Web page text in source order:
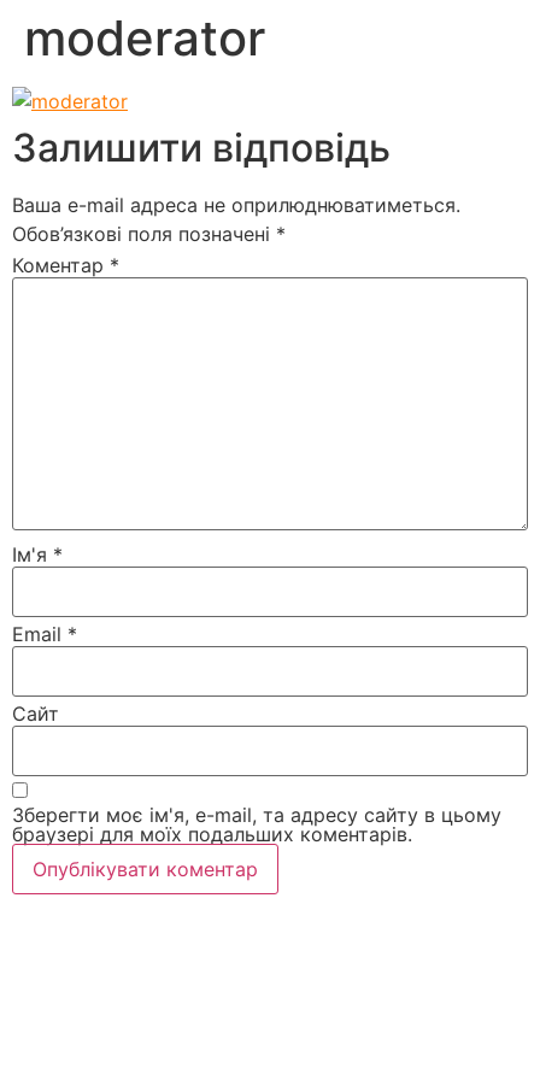
moderator
Залишити відповідь
Ваша e-mail адреса не оприлюднюватиметься.
Обов’язкові поля позначені *
Коментар *
Ім'я *
Email *
Сайт
Зберегти моє ім'я, e-mail, та адресу сайту в цьому
браузері для моїх подальших коментарів.